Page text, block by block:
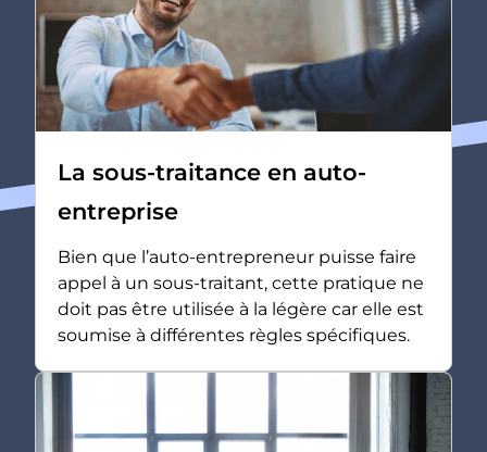
La sous-traitance en auto-
entreprise
Bien que l’auto-entrepreneur puisse faire
appel à un sous-traitant, cette pratique ne
doit pas être utilisée à la légère car elle est
soumise à différentes règles spécifiques.